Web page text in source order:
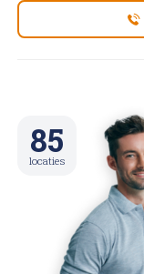
85
locaties